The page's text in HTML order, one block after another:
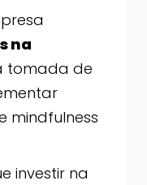
na
tomada de
mindfulness
investir na